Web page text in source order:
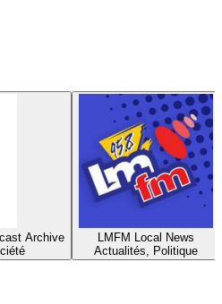
Archive
LMFM Local News
Actualités, Politique